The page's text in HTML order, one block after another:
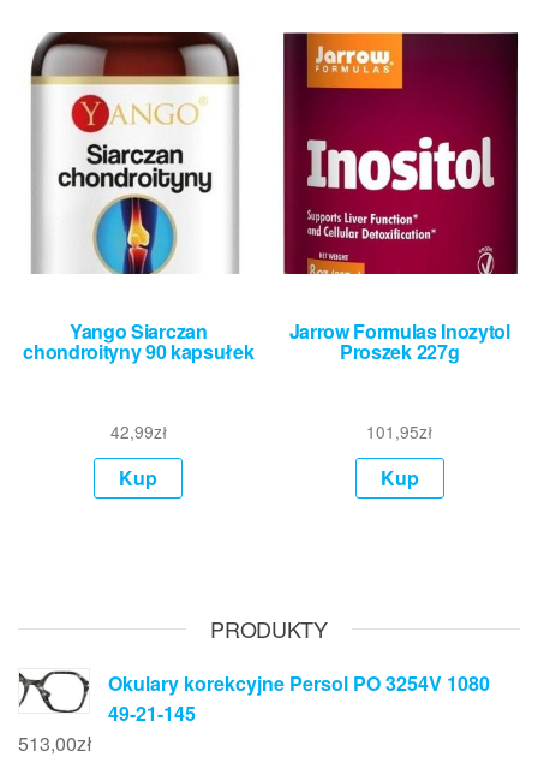
Yango Siarczan
chondroityny 90 kapsułek
42,99zł
Kup
Jarrow Formulas Inozytol
Proszek 227g
101,95zł
Kup
PRODUKTY
Okulary korekcyjne Persol PO 3254V 1080
49-21-145
513,00zł